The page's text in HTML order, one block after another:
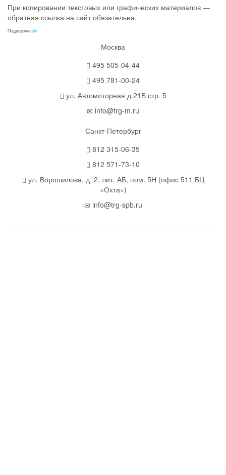
При копировании текстовых или графических материалов —
обратная ссылка на сайт обязательна.
Поддержкаcts
Москва
495 505-04-44
495 781-00-24
ул. Автомоторная д.21Б стр. 5
info@trg-m.ru
Санкт-Петербург
812 315-06-35
812 571-73-10
ул. Ворошилова, д. 2, лит. АБ, пом. 5Н (офис 511 БЦ
«Охта»)
info@trg-spb.ru